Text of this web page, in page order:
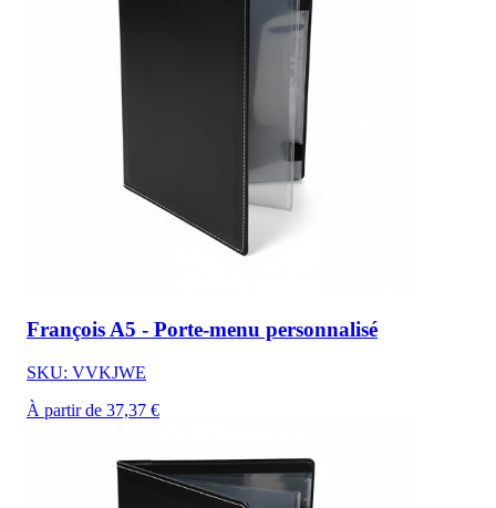
François A5 - Porte-menu personnalisé
SKU: VVKJWE
À partir de 37,37 €